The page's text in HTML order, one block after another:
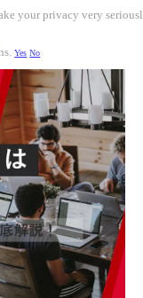
your privacy very
Yes No